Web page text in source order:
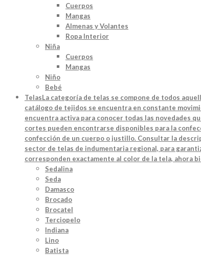
Cuerpos
Mangas
Almenas y Volantes
Ropa Interior
Niña
Cuerpos
Mangas
Niño
Bebé
TelasLa categoría de telas se compone de todos
catálogo de tejidos se encuentra en constante
encuentra activa para conocer todas las novedades
cortes pueden encontrarse disponibles para la
confección de un cuerpo o justillo. Consultar la
sector de telas de indumentaria regional, para
corresponden exactamente al color de la tela, ahora
Sedalina
Seda
Damasco
Brocado
Brocatel
Terciopelo
Indiana
Lino
Batista